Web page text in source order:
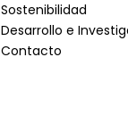
Sostenibilidad
Desarrollo e
Contacto